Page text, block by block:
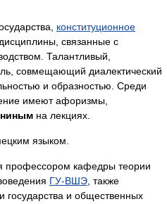
конституционное
связанные с
Талантливый,
совмещающий диалектический
и образностью. Среди
имеют афоризмы,
на лекциях.
языком.
профессором кафедры теории
ГУ-ВШЭ , также
государства и общественных